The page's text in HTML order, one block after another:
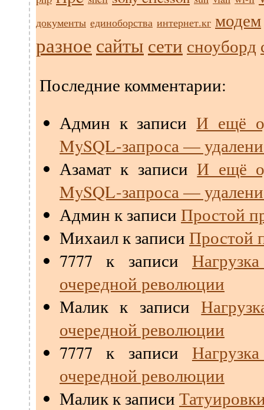
документы единоборства интернет.кг модем
разное сайты сети сноуборд
Последние комментарии:
Админ к записи И ещё
MySQL-запроса —
Азамат к записи И ещё
MySQL-запроса —
Админ к записи Простой
Михаилк записи Простой
7777 к записи
очередной революции
Малик к записи
очередной революции
7777 к записи
очередной революции
Маликк записи